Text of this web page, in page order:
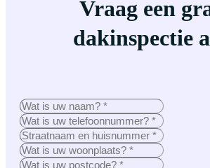
Vraag een
dakinspectie